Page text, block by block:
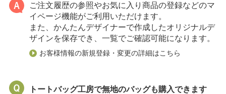
2026年3月29日
サイトリニューアルのお知らせ
2026年2月4日
【年度末の予算消化】早割キャンペーンは終了しました。
利用規約を制定いたしました。
ご注文履歴の参照やお気に入り商品の登録などのマ
イページ機能がご利用いただけます。
また、かんたんデザイナーで作成したオリジナルデ
ザインを保存でき、一覧でご確認可能になります。
お客様情報の新規登録・変更の詳細はこちら
トートバッグ工房で無地のバッグも購入できます